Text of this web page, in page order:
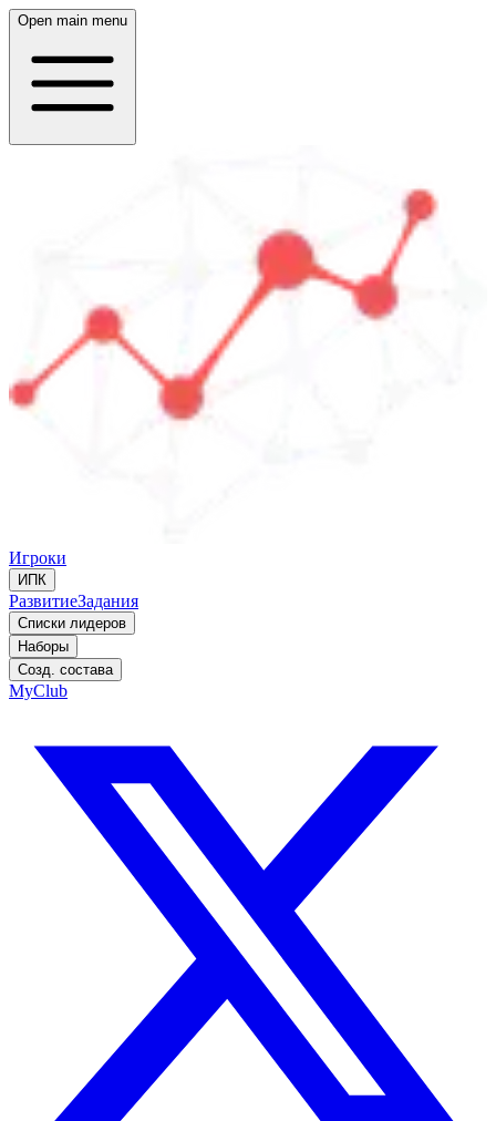
Open main menu
Игроки
ИПК
РазвитиеЗадания
Списки лидеров
Наборы
Созд. состава
MyClub